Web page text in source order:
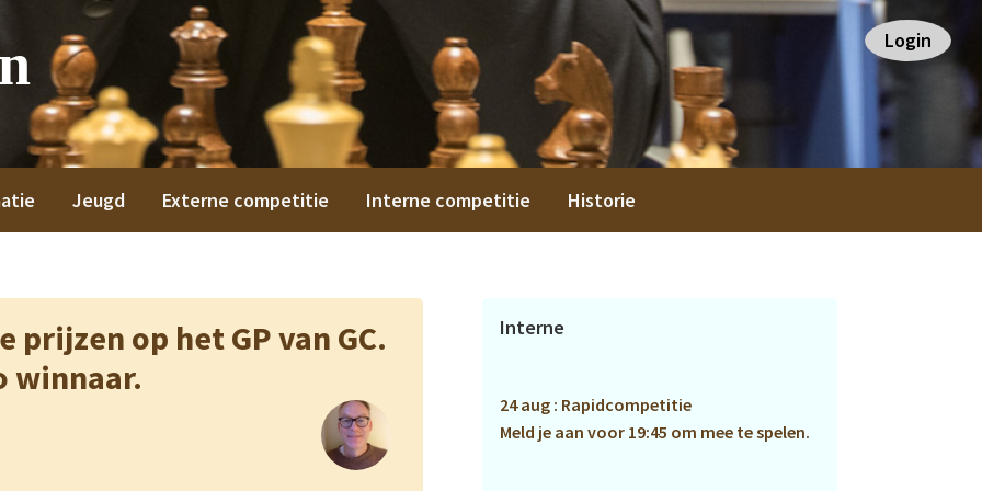
Login
Jeugd Externe competitie Interne competitie Historie
prijzen op het GP van GC.
winnaar.
Primaire
Interne
24 aug : Rapidcompetitie
Meld je aan voor 19:45 om mee te spelen.